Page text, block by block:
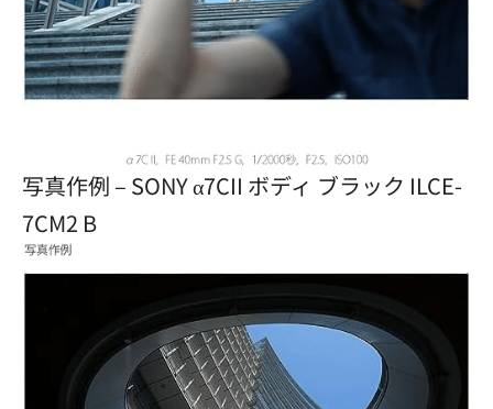
写真作例 – SONY α7CII ボディ ブラック ILCE-
7CM2 B